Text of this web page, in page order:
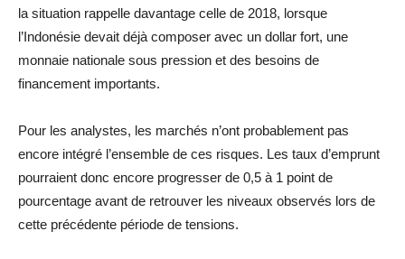
la situation rappelle davantage celle de 2018, lorsque
l’Indonésie devait déjà composer avec un dollar fort, une
monnaie nationale sous pression et des besoins de
financement importants.
Pour les analystes, les marchés n’ont probablement pas
encore intégré l’ensemble de ces risques. Les taux d’emprunt
pourraient donc encore progresser de 0,5 à 1 point de
pourcentage avant de retrouver les niveaux observés lors de
cette précédente période de tensions.